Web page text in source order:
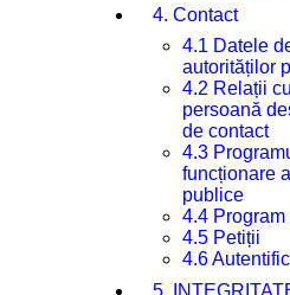
4. Contact
4.1 Datele
autorităților
4.2 Relații
persoană
de contact
4.3
funcționare
publice
4.4
4.5 Petiții
4.6
5.